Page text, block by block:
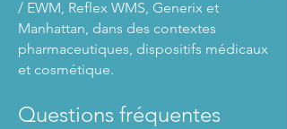
/ EWM, Reflex WMS, Generix et
Manhattan, dans des contextes
pharmaceutiques, dispositifs médicaux
et cosmétique.
Questions fréquentes